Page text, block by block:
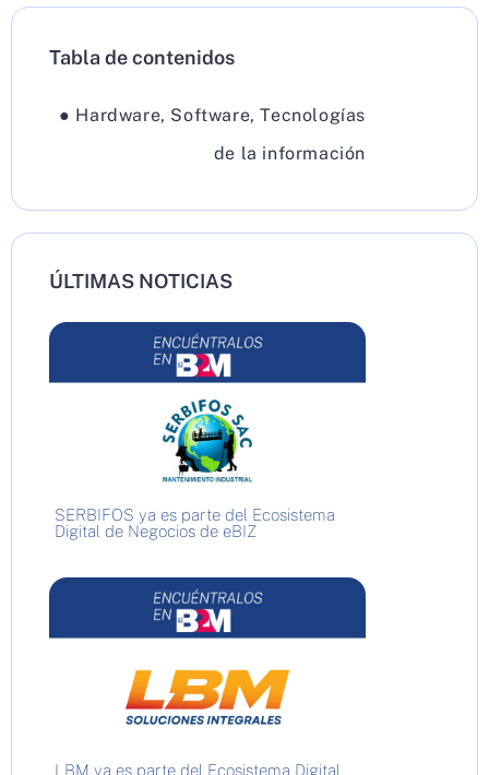
Tabla de contenidos
● Hardware, Software,Tecnologías
de la información
ÚLTIMAS NOTICIAS
SERBIFOS ya es parte del Ecosistema
Digital de Negocios de eBIZ
LBM ya es parte del Ecosistema Digital